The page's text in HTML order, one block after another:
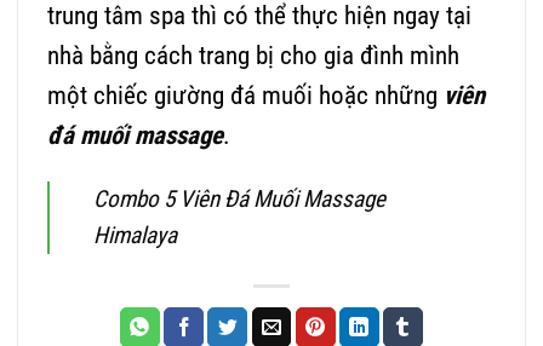
trung tâm spa thì có thể thực hiện ngay tại
nhà bằng cách trang bị cho gia đình mình
một chiếc giường đá muối hoặc những viên
đá muối massage.
Combo 5 Viên Đá Muối Massage
Himalaya